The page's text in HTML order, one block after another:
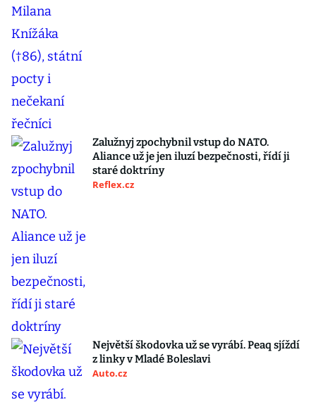
Zalužnyj zpochybnil vstup do NATO.
Aliance už je jen iluzí bezpečnosti, řídí ji
staré doktríny
Reflex.cz
Největší škodovka už se vyrábí. Peaq sjíždí
z linky v Mladé Boleslavi
Auto.cz